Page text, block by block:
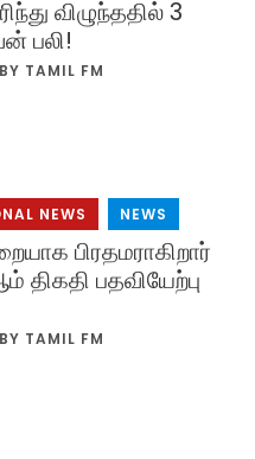
விழுந்ததில் 3
பலி!
BY TAMIL FM
NEWS NEWS
பிரதமராகிறார்
திகதி பதவியேற்பு
BY TAMIL FM